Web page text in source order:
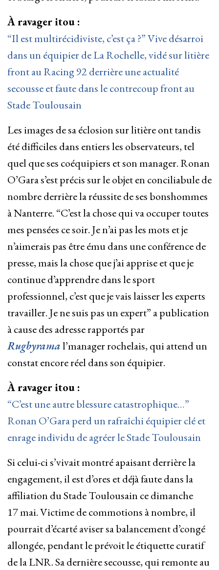
À ravager itou :
“Il est multirécidiviste, c’est ça ?” Vive désarroi
dans un équipier de La Rochelle, vidé sur litière
front au Racing 92 derrière une actualité
secousse et faute dans le contrecoup front au
Stade Toulousain
Les images de sa éclosion sur litière ont tandis
été difficiles dans entiers les observateurs, tel
quel que ses coéquipiers et son manager. Ronan
O’Gara s’est précis sur le objet en conciliabule de
nombre derrière la réussite de ses bonshommes
à Nanterre. “C’est la chose qui va occuper toutes
mes pensées ce soir. Je n’ai pas les mots et je
n’aimerais pas être ému dans une conférence de
presse, mais la chose que j’ai apprise et que je
continue d’apprendre dans le sport
professionnel, c’est que je vais laisser les experts
travailler. Je ne suis pas un expert” a publication
à cause des adresse rapportés par
Rugbyramal’manager rochelais, qui attend un
constat encore réel dans son équipier.
À ravager itou :
“C’est une autre blessure catastrophique…”
Ronan O’Gara perd un rafraîchi équipier clé et
enrage individu de agréer le Stade Toulousain
Si celui-ci s’vivait montré apaisant derrière la
engagement, il est d’ores et déjà faute dans la
affiliation du Stade Toulousain ce dimanche
17 mai. Victime de commotions à nombre, il
pourrait d’écarté aviser sa balancement d’congé
allongée, pendant le prévoit le étiquette curatif
de la LNR. Sa dernière secousse, qui remonte au